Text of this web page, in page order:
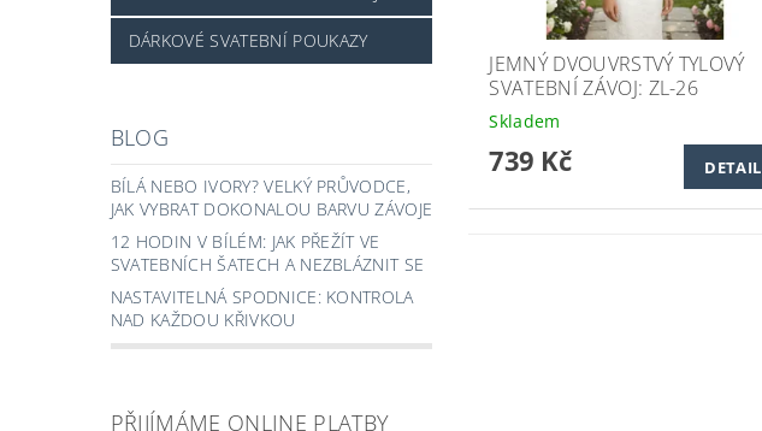
DÁRKOVÉ SVATEBNÍ POUKAZY
BLOG
BÍLÁ NEBO IVORY? VELKÝ PRŮVODCE,
JAK VYBRAT DOKONALOU BARVU ZÁVOJE
12 HODIN V BÍLÉM: JAK PŘEŽÍT VE
SVATEBNÍCH ŠATECH A NEZBLÁZNIT SE
NASTAVITELNÁ SPODNICE: KONTROLA
NAD KAŽDOU KŘIVKOU
PŘIJÍMÁME ONLINE PLATBY
JEMNÝ DVOUVRSTVÝ TYLOVÝ
SVATEBNÍ ZÁVOJ: ZL-26
Skladem
739 Kč DETAIL